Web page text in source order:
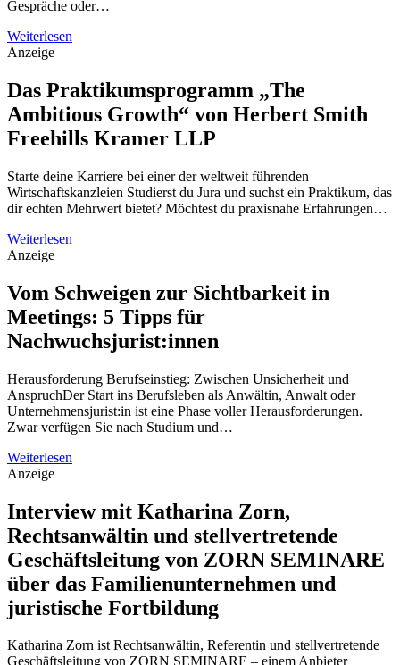
Gespräche oder…
Weiterlesen
Anzeige
Das Praktikumsprogramm „The
Ambitious Growth“ von Herbert Smith
Freehills Kramer LLP
Starte deine Karriere bei einer der weltweit führenden
Wirtschaftskanzleien Studierst du Jura und suchst ein Praktikum, das
dir echten Mehrwert bietet? Möchtest du praxisnahe Erfahrungen…
Weiterlesen
Anzeige
Vom Schweigen zur Sichtbarkeit in
Meetings: 5 Tipps für
Nachwuchsjurist:innen
Herausforderung Berufseinstieg: Zwischen Unsicherheit und
AnspruchDer Start ins Berufsleben als Anwältin, Anwalt oder
Unternehmensjurist:in ist eine Phase voller Herausforderungen.
Zwar verfügen Sie nach Studium und…
Weiterlesen
Anzeige
Interview mit Katharina Zorn,
Rechtsanwältin und stellvertretende
Geschäftsleitung von ZORN SEMINARE
über das Familienunternehmen und
juristische Fortbildung
Katharina Zorn ist Rechtsanwältin, Referentin und stellvertretende
Geschäftsleitung von ZORN SEMINARE – einem Anbieter